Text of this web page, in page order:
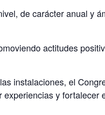
de carácter anual y
actitudes
instalaciones, el
y fortalecer